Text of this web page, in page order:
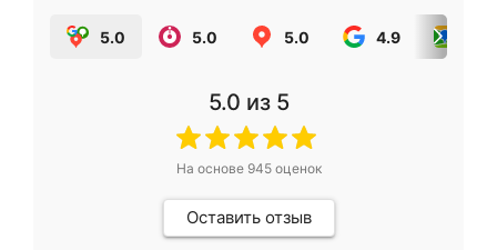
5.0 5.0 5.0 4.9
5.0 из 5
На основе 945оценок
Оставить отзыв